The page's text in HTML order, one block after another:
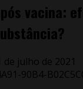
vacina:
de julho de 2021